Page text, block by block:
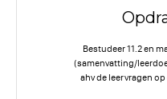
Bestudeer 11.2 en
(samenvatting/
ahv de leervragen